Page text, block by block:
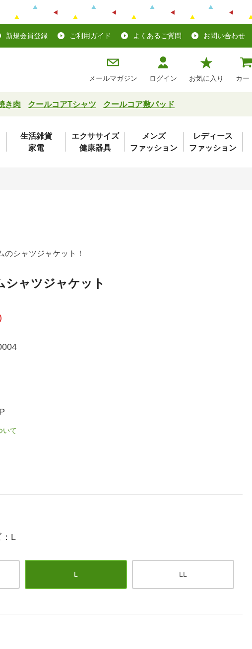
新規会員登録 ご利用ガイド よくあるご質問 お問い合わせ
メールマガジン ログイン お気に入り カー
き肉 クールコアTシャツ クールコア敷パッド
生活雑貨
家電
エクササイズ
健康器具
メンズ
ファッション
レディース
ファッション
のシャツジャケット！
シャツジャケット
て
L
L LL